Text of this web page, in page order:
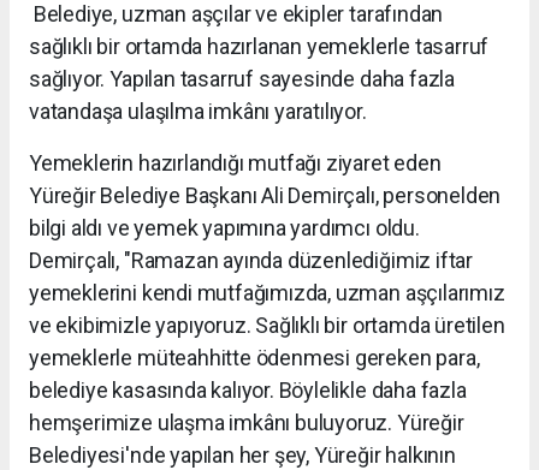
Belediye, uzman aşçılar ve ekipler tarafından
sağlıklı bir ortamda hazırlanan yemeklerle tasarruf
sağlıyor. Yapılan tasarruf sayesinde daha fazla
vatandaşa ulaşılma imkânı yaratılıyor.
Yemeklerin hazırlandığı mutfağı ziyaret eden
Yüreğir Belediye Başkanı Ali Demirçalı, personelden
bilgi aldı ve yemek yapımına yardımcı oldu.
Demirçalı, "Ramazan ayında düzenlediğimiz iftar
yemeklerini kendi mutfağımızda, uzman aşçılarımız
ve ekibimizle yapıyoruz. Sağlıklı bir ortamda üretilen
yemeklerle müteahhitte ödenmesi gereken para,
belediye kasasında kalıyor. Böylelikle daha fazla
hemşerimize ulaşma imkânı buluyoruz. Yüreğir
Belediyesi'nde yapılan her şey, Yüreğir halkının